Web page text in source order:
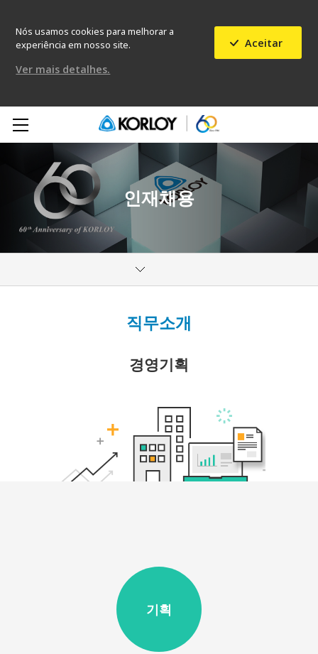
Nós usamos cookies para melhorar a
experiência em nosso site.
Aceitar
Ver mais detalhes.
인재채용
직무소개
경영기획
기획